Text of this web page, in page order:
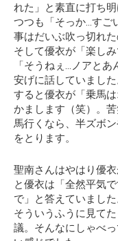
れた」と素直に打ち
つつも「そっか…すご
事はだいぶ吹っ切れた
そして優衣が「楽し
「そうねぇ…ノアとあ
安げに話していました
すると優衣が「乗馬
かまします（笑）。
馬行くなら、半ズボ
をとります。
聖南さんはやはり優
と優衣は「全然平気
で」と答えていまし
そういうふうに見て
議。そんなにしゃべっ